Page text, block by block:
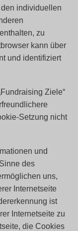
individuellen
zu
kann über
und identifiziert
Ziele“
Setzung nicht
und
des
uns,
Internetseite
ist
Internetseite zu
die Cookies